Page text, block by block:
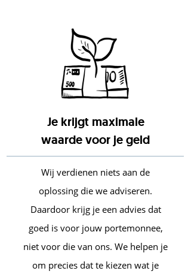
Je krijgt maximale
waarde voor je geld
Wij verdienen niets aan de
oplossing die we adviseren.
Daardoor krijg je een advies dat
goed is voor jouw portemonnee,
niet voor die van ons. We helpen je
om precies dat te kiezen wat je